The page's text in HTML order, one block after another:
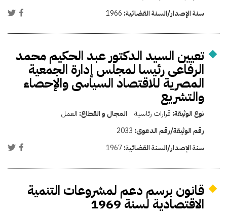
سنة الإصدار/السنة القضائية: 1966
تعيين السيد الدكتور عبد الحكيم محمد
الرفاعى رئيسا لمجلس إدارة الجمعية
المصرية للاقتصاد السياسى والإحصاء
والتشريع
نوع الوثيقة: قرارات رئاسية المجال و القطاع: العمل
رقم الوثيقة/رقم الدعوى: 2033
سنة الإصدار/السنة القضائية:1967
قانون برسم دعم لمشروعات التنمية
الاقتصادية لسنة 1969